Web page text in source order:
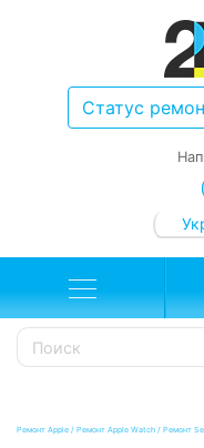
Статус
Ремонт Apple / Ремонт Apple Watch / Ремонт